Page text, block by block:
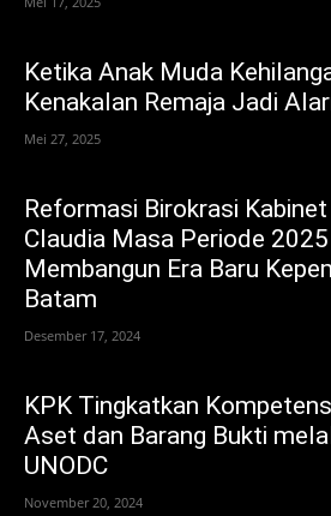
Ketika Anak Muda
Kenakalan Remaja Jadi
Mei 27, 2025
Reformasi Birokrasi
Claudia Masa Periode
Membangun Era Baru
Batam
Desember 17, 2024
KPK Tingkatkan
Aset dan Barang Bukti
UNODC
November 20, 2024